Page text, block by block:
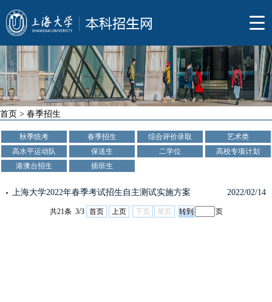
首页 > 春季招生
秋季统考 春季招生 综合评价录取
艺术类
高水平运动队
保送生 二学位
高校专项计划
港澳台招生
插班生
上海大学2022年春季考试招生自主测试实施方案 2022/02/14
共21条 3/3 首页 上页 下页 尾页 页